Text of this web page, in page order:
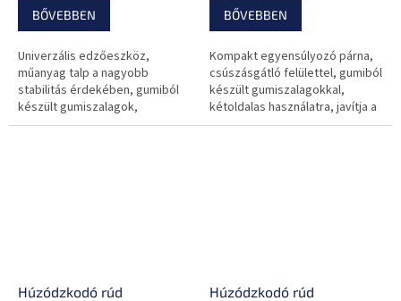
izzadságálló anyag
BŐVEBBEN
Univerzális edzőeszköz,
műanyag talp a nagyobb
stabilitás érdekében, gumiból
készült gumiszalagok,
csúszásgátló felület,
csúszásgátló felület,
masszázs domborulatok
BŐVEBBEN
Kompakt egyensúlyozó párna,
csúszásgátló felülettel, gumiból
készült gumiszalagokkal,
kétoldalas használatra, javítja a
koordinációt és erősíti a test
Húzódzkodó rúd
Húzódzkodó rúd